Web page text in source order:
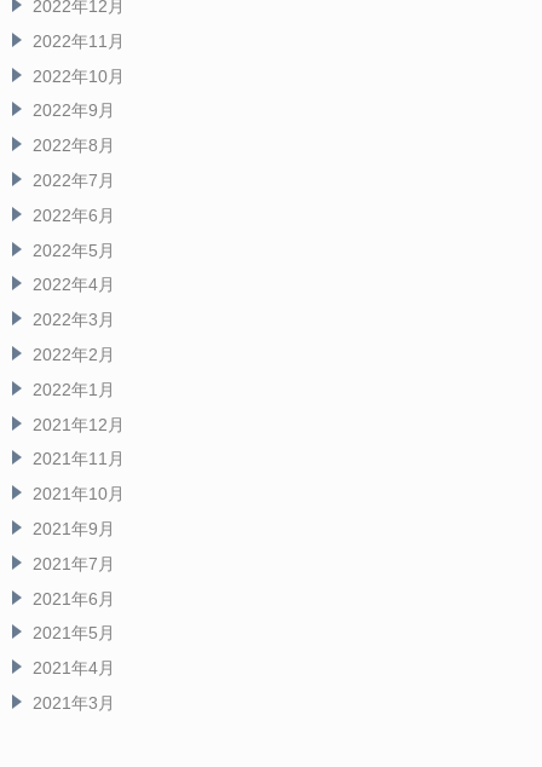
2022年12月
2022年11月
2022年10月
2022年9月
2022年8月
2022年7月
2022年6月
2022年5月
2022年4月
2022年3月
2022年2月
2022年1月
2021年12月
2021年11月
2021年10月
2021年9月
2021年7月
2021年6月
2021年5月
2021年4月
2021年3月